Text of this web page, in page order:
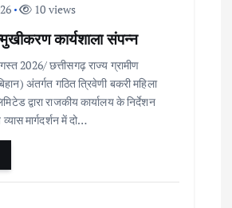
10 views
कार्यशाला संपन्न
2026/ छत्तीसगढ़ राज्य ग्रामीण
अंतर्गत गठित त्रिवेणी बकरी महिला
द्वारा राजकीय कार्यालय के निर्देशन
मार्गदर्शन में दो…